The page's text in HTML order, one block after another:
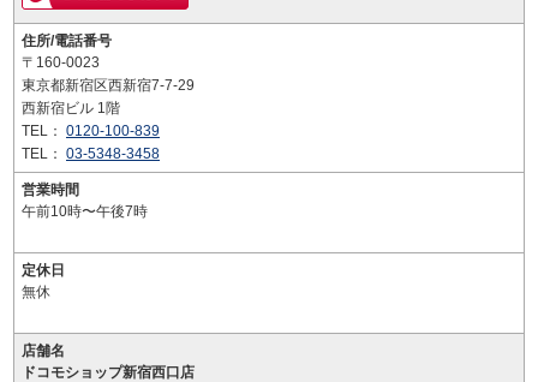
住所/電話番号
〒160-0023
東京都新宿区西新宿7-7-29
西新宿ビル 1階
TEL： 0120-100-839
TEL： 03-5348-3458
営業時間
午前10時〜午後7時
定休日
無休
店舗名
ドコモショップ新宿西口店